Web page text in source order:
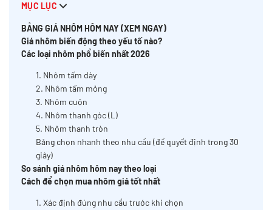
MỤC LỤC
BẢNG GIÁ NHÔM HÔM NAY (XEM NGAY)
Giá nhôm biến động theo yếu tố nào?
Các loại nhôm phổ biến nhất 2026
1. Nhôm tấm dày
2. Nhôm tấm mỏng
3. Nhôm cuộn
4. Nhôm thanh góc (L)
5. Nhôm thanh tròn
Bảng chọn nhanh theo nhu cầu (để quyết định trong 30
giây)
So sánh giá nhôm hôm nay theo loại
Cách để chọn mua nhôm giá tốt nhất
1. Xác định đúng nhu cầu trước khi chọn